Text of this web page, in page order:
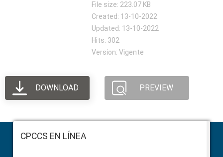
File size: 223.07 KB
Created: 13-10-2022
Updated: 13-10-2022
Hits: 302
Version: Vigente
DOWNLOAD PREVIEW
FooterCPCCS EN LÍNEA